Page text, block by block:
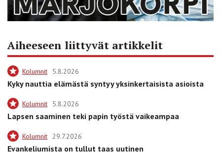
Aiheeseen liittyvät artikkelit
Kolumnit 5.8.2026
Kyky nauttia elämästä syntyy yksinkertaisista asioista
Kolumnit 5.8.2026
Lapsen saaminen teki papin työstä vaikeampaa
Kolumnit 29.7.2026
Evankeliumista on tullut taas uutinen